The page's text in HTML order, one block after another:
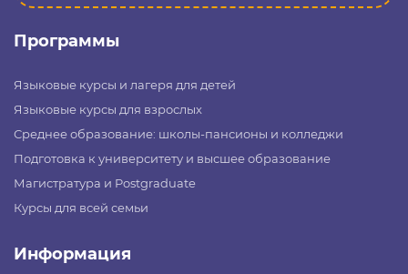
Программы
Языковые курсы и лагеря для детей
Языковые курсы для взрослых
Среднее образование: школы-пансионы и колледжи
Подготовка к университету и высшее образование
Магистратура и Postgraduate
Курсы для всей семьи
Информация